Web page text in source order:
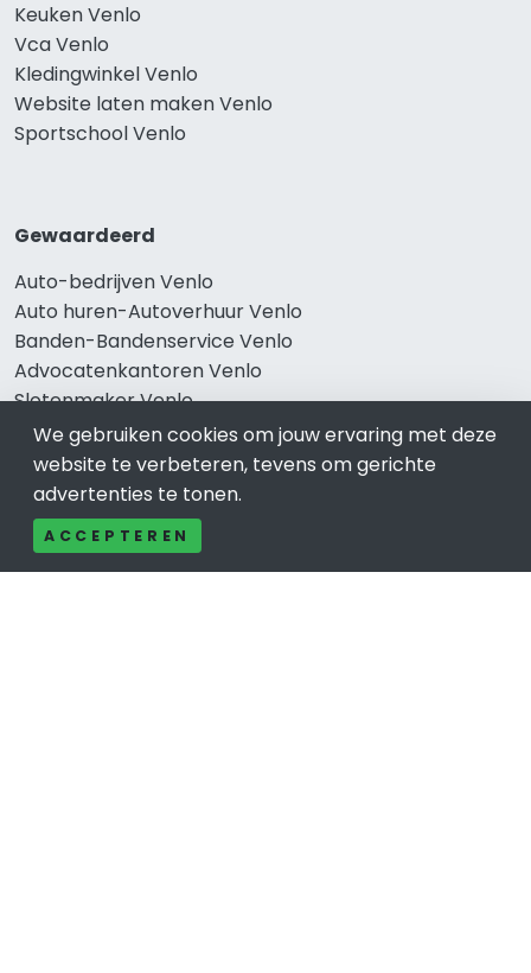
Keuken Venlo
Vca Venlo
Kledingwinkel Venlo
Website laten maken Venlo
Sportschool Venlo
Gewaardeerd
Auto-bedrijven Venlo
Auto huren-Autoverhuur Venlo
Banden-Bandenservice Venlo
Advocatenkantoren Venlo
Slotenmaker Venlo
Populair
Woningruil Venlo
Prive Spa-Sauna Venlo
We gebruiken cookies om jouw ervaring met deze
website te verbeteren, tevens om gerichte
advertenties te tonen.
ACCEPTEREN